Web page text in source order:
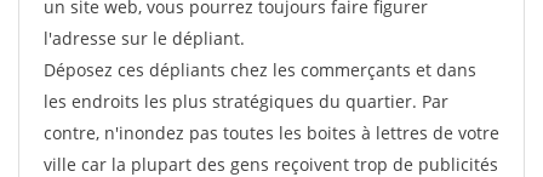
un site web, vous pourrez toujours faire figurer
l'adresse sur le dépliant.
Déposez ces dépliants chez les commerçants et dans
les endroits les plus stratégiques du quartier. Par
contre, n'inondez pas toutes les boites à lettres de votre
ville car la plupart des gens reçoivent trop de publicités